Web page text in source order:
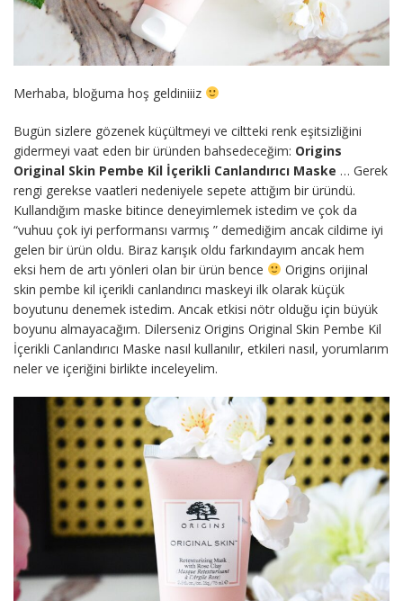
Merhaba, bloğuma hoş geldiniiiz
Bugün sizlere gözenek küçültmeyi ve ciltteki renk eşitsizliğini
gidermeyi vaat eden bir üründen bahsedeceğim: Origins
Original Skin Pembe Kil İçerikli Canlandırıcı Maske … Gerek
rengi gerekse vaatleri nedeniyele sepete attığım bir üründü.
Kullandığım maske bitince deneyimlemek istedim ve çok da
“vuhuu çok iyi performansı varmış ” demediğim ancak cildime iyi
gelen bir ürün oldu. Biraz karışık oldu farkındayım ancak hem
eksi hem de artı yönleri olan bir ürün bence
Origins orijinal
skin pembe kil içerikli canlandırıcı maskeyi ilk olarak küçük
boyutunu denemek istedim. Ancak etkisi nötr olduğu için büyük
boyunu almayacağım. Dilerseniz Origins Original Skin Pembe Kil
İçerikli Canlandırıcı Maske nasıl kullanılır, etkileri nasıl, yorumlarım
neler ve içeriğini birlikte inceleyelim.